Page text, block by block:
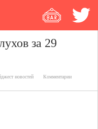
за 29
новостей Комментарии